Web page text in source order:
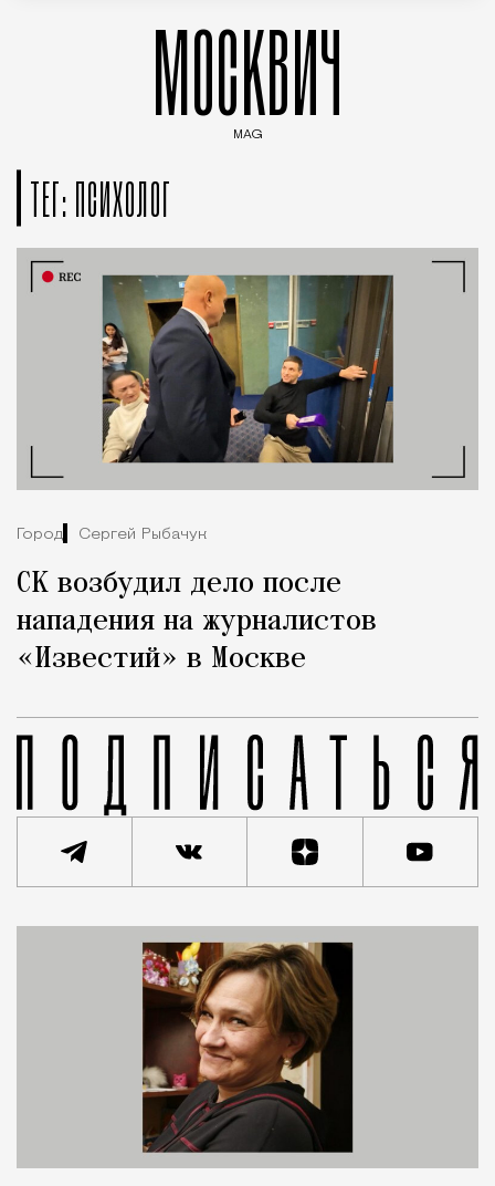
МОСКВИЧ
MAG
ТЕГ: ПСИХОЛОГ
Город Сергей Рыбачук
СК возбудил дело после
нападения на журналистов
«Известий» в Москве